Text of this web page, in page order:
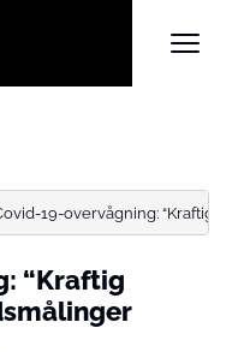
19-overvågning: “Kraftig
“Kraftig